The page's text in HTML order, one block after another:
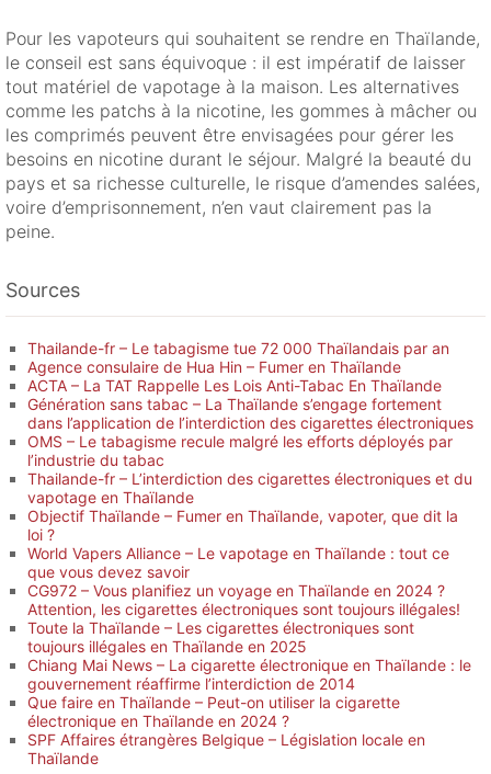
Pour les vapoteurs qui souhaitent se rendre en Thaïlande,
le conseil est sans équivoque : il est impératif de laisser
tout matériel de vapotage à la maison. Les alternatives
comme les patchs à la nicotine, les gommes à mâcher ou
les comprimés peuvent être envisagées pour gérer les
besoins en nicotine durant le séjour. Malgré la beauté du
pays et sa richesse culturelle, le risque d’amendes salées,
voire d’emprisonnement, n’en vaut clairement pas la
peine.
Sources
Thailande-fr – Le tabagisme tue 72 000 Thaïlandais par an
Agence consulaire de Hua Hin – Fumer en Thaïlande
ACTA – La TAT Rappelle Les Lois Anti-Tabac En Thaïlande
Génération sans tabac – La Thaïlande s’engage fortement
dans l’application de l’interdiction des cigarettes électroniques
OMS – Le tabagisme recule malgré les efforts déployés par
l’industrie du tabac
Thailande-fr – L’interdiction des cigarettes électroniques et du
vapotage en Thaïlande
Objectif Thaïlande – Fumer en Thaïlande, vapoter, que dit la
loi ?
World Vapers Alliance – Le vapotage en Thaïlande : tout ce
que vous devez savoir
CG972 – Vous planifiez un voyage en Thaïlande en 2024 ?
Attention, les cigarettes électroniques sont toujours illégales!
Toute la Thaïlande – Les cigarettes électroniques sont
toujours illégales en Thaïlande en 2025
Chiang Mai News – La cigarette électronique en Thaïlande : le
gouvernement réaffirme l’interdiction de 2014
Que faire en Thaïlande – Peut-on utiliser la cigarette
électronique en Thaïlande en 2024 ?
SPF Affaires étrangères Belgique – Législation locale en
Thaïlande